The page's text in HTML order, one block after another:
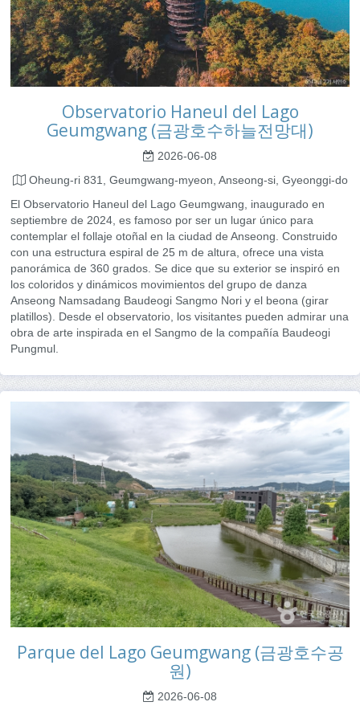
Observatorio Haneul del Lago
Geumgwang (금광호수하늘전망대)
2026-06-08
Oheung-ri 831, Geumgwang-myeon, Anseong-si, Gyeonggi-do
El Observatorio Haneul del Lago Geumgwang, inaugurado en
septiembre de 2024, es famoso por ser un lugar único para
contemplar el follaje otoñal en la ciudad de Anseong. Construido
con una estructura espiral de 25 m de altura, ofrece una vista
panorámica de 360 ​​grados. Se dice que su exterior se inspiró en
los coloridos y dinámicos movimientos del grupo de danza
Anseong Namsadang Baudeogi Sangmo Nori y el beona (girar
platillos). Desde el observatorio, los visitantes pueden admirar una
obra de arte inspirada en el Sangmo de la compañía Baudeogi
Pungmul.
Parque del Lago Geumgwang (금광호수공
원)
2026-06-08